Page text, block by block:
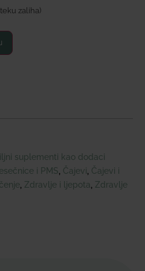
zaliha)
suplementi kao dodaci
i PMS, Čajevi, Čajevi i
, Zdravlje i ljepota, Zdravlje